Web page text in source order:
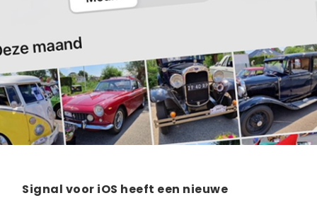
Signal voor iOS heeft een nieuwe